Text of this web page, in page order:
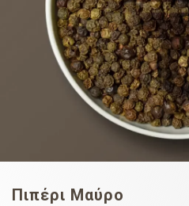
Πιπέρι Μαύρο